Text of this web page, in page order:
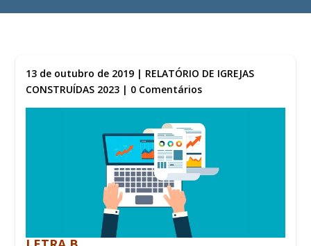
13 de outubro de 2019 | RELATÓRIO DE IGREJAS
CONSTRUÍDAS 2023 | 0 Comentários